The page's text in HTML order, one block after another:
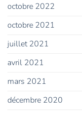
octobre 2022
octobre 2021
juillet 2021
avril 2021
mars 2021
décembre 2020